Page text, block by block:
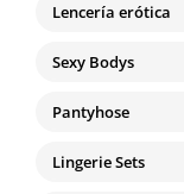
Lencería erótica
Sexy Bodys
Pantyhose
Lingerie Sets